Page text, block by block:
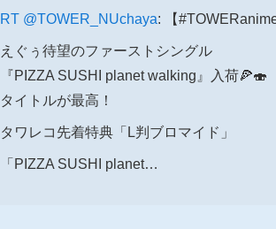
RT @TOWER_NUchaya: 【
えぐぅ待望のファーストシングル
『PIZZA SUSHI planet walking』入荷🍕🍣
タイトルが最高！
タワレコ先着特典「L判ブロマイド」
「PIZZA SUSHI planet…